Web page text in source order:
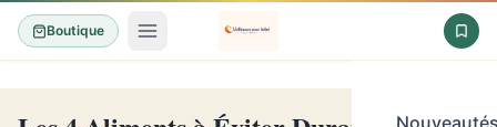
Boutique